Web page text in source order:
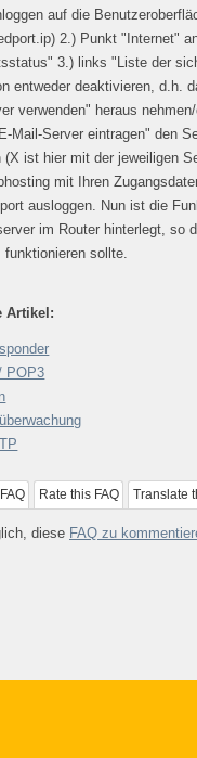
auf die
2.) Punkt "Internet"
3.) links "Liste der
entweder deaktivieren, d.h.
verwenden" heraus
Mail-Server eintragen" den
(X ist hier mit der jeweiligen
mit Ihren
ausloggen. Nun ist die
im Router hinterlegt, so
funktionieren sollte.
Artikel:
POP3
Rate this FAQ Translate
diese FAQ zu